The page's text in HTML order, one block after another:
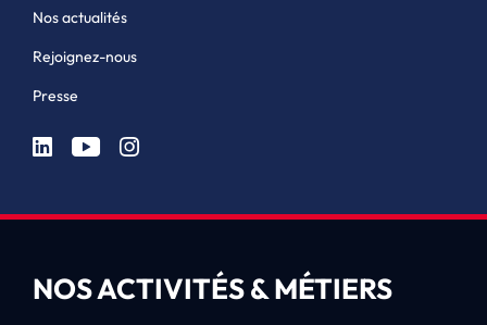
Nos actualités
Rejoignez-nous
Presse
NOS ACTIVITÉS & MÉTIERS